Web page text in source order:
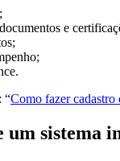
e
“Como fazer cadastro
um sistema